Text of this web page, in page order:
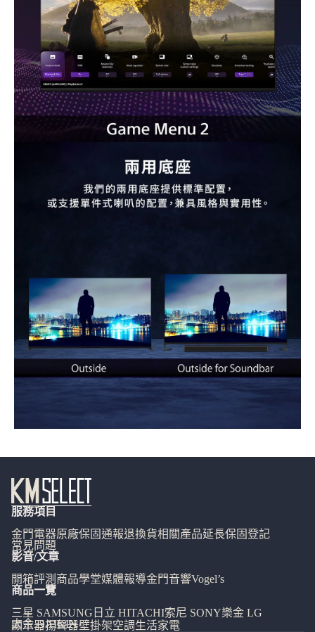
服務項目
金門電器原廠保固通報退換貨相關產品延長保固登記
常見問題
影音/文章
開箱評測 商品學堂媒體報導金門音響Vogel’s
商品一覽
三星 SAMSUNG 日立 HITACHI索尼 SONY樂金 LG
大金 DAIKIN
顯示器揚聲器壁掛架空調生活家電